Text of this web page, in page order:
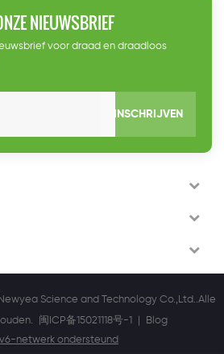
eerste om te beseffen
Internet van dingen en smart
NIEUWSBRIEF
voor draad en draadloos
INSCHRIJVEN
Science and Technology Co.,Ltd..Alle
闽ICP备15021118号-1
Blog
netwerk ondersteund